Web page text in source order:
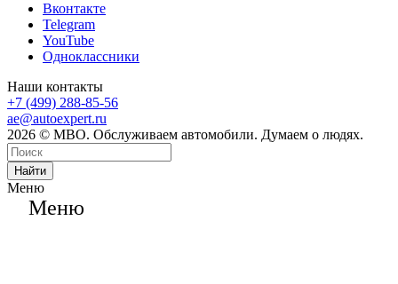
Вконтакте
Telegram
YouTube
Одноклассники
Наши контакты
+7 (499) 288-85-56
ae@autoexpert.ru
2026 © МВО. Обслуживаем автомобили. Думаем о людях.
Найти
Меню
Меню